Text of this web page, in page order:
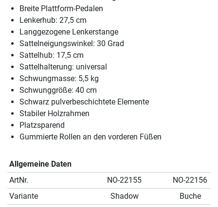
Breite Plattform-Pedalen
Lenkerhub: 27,5 cm
Langgezogene Lenkerstange
Sattelneigungswinkel: 30 Grad
Sattelhub: 17,5 cm
Sattelhalterung: universal
Schwungmasse: 5,5 kg
Schwunggröße: 40 cm
Schwarz pulverbeschichtete Elemente
Stabiler Holzrahmen
Platzsparend
Gummierte Rollen an den vorderen Füßen
Allgemeine Daten
ArtNr.
NO-22155
NO-22156
Variante
Shadow
Buche